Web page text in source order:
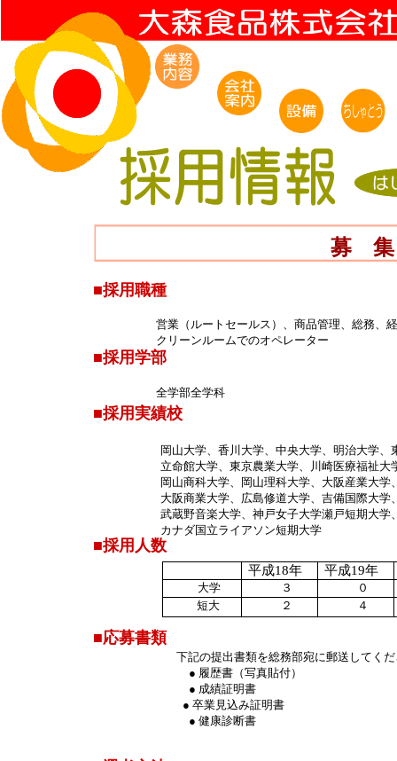
■採用職種
営業（ルートセールス）、商品管理、総務、
クリーンルームでのオペレーター
■採用学部
全学部全学科
募
■採用人数
平成18年 平成19年
大学 ３
０
短大
２ ４
■応募書類
下記の提出書類を総務部宛に郵送してく
● 履歴書（写真貼付）
● 成績証明書
● 卒業見込み証明書
● 健康診断書
岡山大学、香川大学、中央大学、明治大学、
立命館大学、東京農業大学、川崎医療福祉大
岡山商科大学、岡山理科大学、大阪産業大学
大阪商業大学、広島修道大学、吉備国際大学
武蔵野音楽大学、神戸女子大学瀬戸短期大学
カナダ国立ライアソン短期大学
■採用実績校